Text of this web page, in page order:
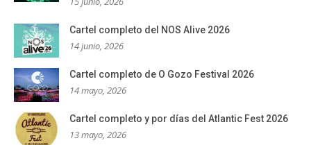
Cartel completo del NOS Alive 2026
14 junio, 2026
Cartel completo de O Gozo Festival 2026
14 mayo, 2026
Cartel completo y por días del Atlantic Fest 2026
13 mayo, 2026